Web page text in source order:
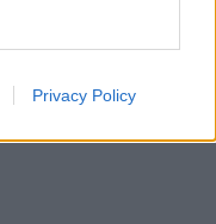
Privacy Policy